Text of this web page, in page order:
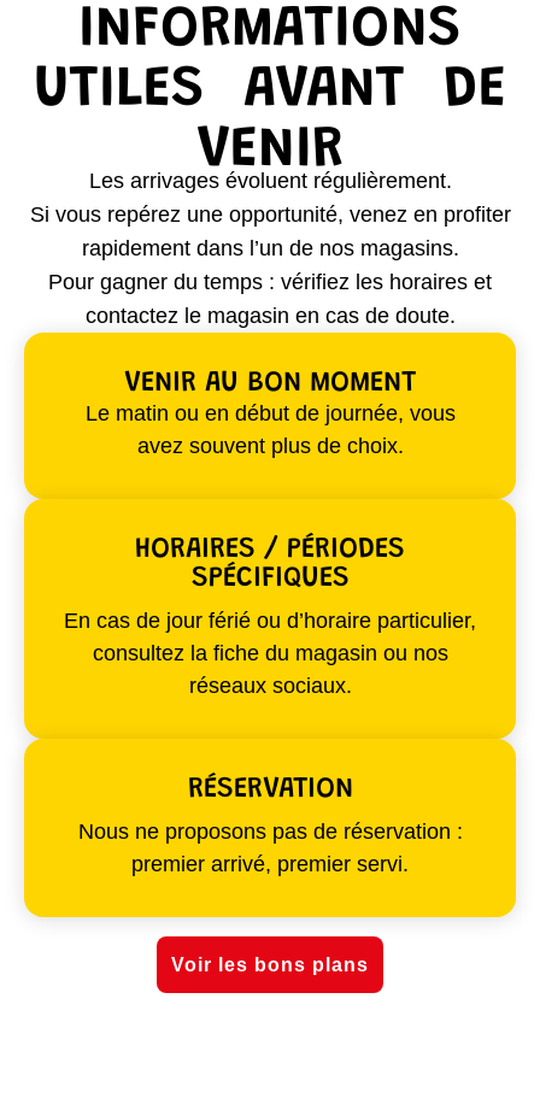
INFORMATIONS
UTILES
AVANT
DE
VENIR
Les arrivages évoluent régulièrement.
Si vous repérez une opportunité, venez en profiter
rapidement dans l’un de nos magasins.
Pour gagner du temps : vérifiez les horaires et
contactez le magasin en cas de doute.
VENIR AU BON MOMENT
Le matin ou en début de journée, vous
avez souvent plus de choix.
HORAIRES / PÉRIODES
SPÉCIFIQUES
En cas de jour férié ou d’horaire particulier,
consultez la fiche du magasin ou nos
réseaux sociaux.
RÉSERVATION
Nous ne proposons pas de réservation :
premier arrivé, premier servi.
Voir les bons plans